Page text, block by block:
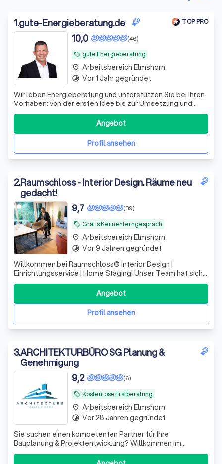
1.gute-Energieberatung.de TOP PRO
local_offer gute Energieberatung
(46)
10,0
Wir leben Energieberatung und unterstützen Sie bei Ihren
Vorhaben: von der ersten Idee bis zur Umsetzung und
Beantragung der staatlichen Förderungen. Bauen Sie auf
Profil ansehen
Angebot
place Arbeitsbereich Elmshorn
timelapse Vor 1 Jahr gegründet
2.Raumschloss - Interior Design. Räume neu
gedacht!
local_offer Gratis Kennenlerngespräch
(39)
9,7
Willkommen bei Raumschloss®️ Interior Design |
Einrichtungsservice | Home Staging! Unser Team hat sich
darauf spezialisiert, Räume neu zu denken und individuelle
Wohnkonzepte zu entwickeln, die sowohl funktional als
auch ästhetisch ansprechend sind. Mit viel Kreativität und
Liebe zum Detail gestaltProfil ansehen
Angebot
place Arbeitsbereich Elmshorn
timelapse Vor 9 Jahren gegründet
3.ARCHITEKTURBÜRO SG Planung &
Genehmigung
local_offer Kostenlose Erstberatung
(6)
9,2
Sie suchen einen kompetenten Partner für Ihre
Bauplanung & Projektentwicklung? Willkommen im
Architektenbüro, wo Ihre Visionen und Wünsche im
Mittelpunkt stehen. Mit uns sparen Sie Zeit, Geld und
place Arbeitsbereich Elmshorn
timelapse Vor 28 Jahren gegründet